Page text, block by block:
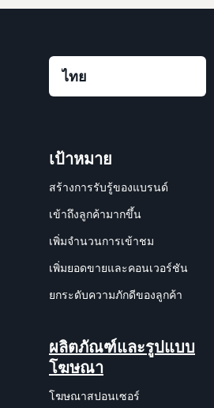
เป้าหมาย
สร้างการรับรู้ของแบรนด์
เข้าถึงลูกค้ามากขึ้น
เพิ่มจำนวนการเข้าชม
เพิ่มยอดขายและคอนเวอร์ชัน
ยกระดับความภักดีของลูกค้า
ผลิตภัณฑ์และรูปแบบ
โฆษณา
โฆษณาสปอนเซอร์